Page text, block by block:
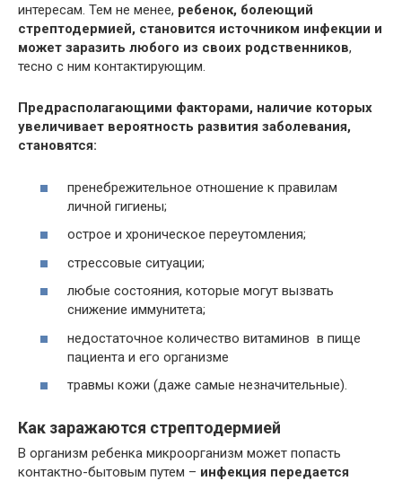
интересам. Тем не менее, ребенок, болеющий
стрептодермией, становится источником инфекции и
может заразить любого из своих родственников,
тесно с ним контактирующим.
Предрасполагающими факторами, наличие которых
увеличивает вероятность развития заболевания,
становятся:
пренебрежительное отношение к правилам
личной гигиены;
острое и хроническое переутомления;
стрессовые ситуации;
любые состояния, которые могут вызвать
снижение иммунитета;
недостаточное количество витаминов в пище
пациента и его организме
травмы кожи (даже самые незначительные).
Как заражаются стрептодермией
В организм ребенка микроорганизм может попасть
контактно-бытовым путем – инфекция передается